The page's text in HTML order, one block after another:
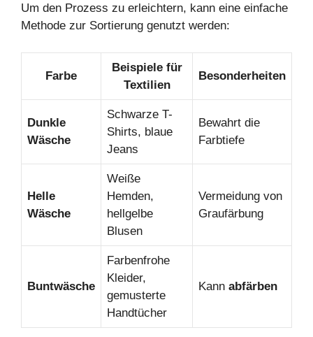
Um den Prozess zu erleichtern, kann eine einfache
Methode zur Sortierung genutzt werden:
Farbe
Beispiele für
Textilien
Besonderheiten
Dunkle
Wäsche
Schwarze T-
Shirts, blaue
Jeans
Bewahrt die
Farbtiefe
Helle
Wäsche
Weiße
Hemden,
hellgelbe
Blusen
Vermeidung von
Graufärbung
Buntwäsche
Farbenfrohe
Kleider,
gemusterte
Handtücher
Kann abfärben